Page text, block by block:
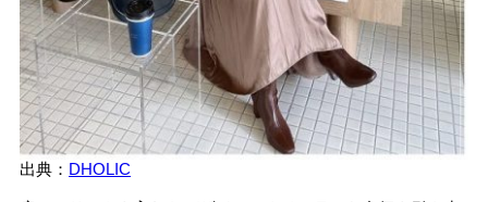
出典： DHOLIC